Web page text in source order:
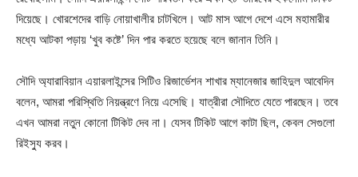
দিয়েছে। খোরশেদের বাড়ি নোয়াখালীর চাটখিলে। আট মাস আগে দেশে এসে মহামারীর
মধ্যে আটকা পড়ায় ‘খুব কষ্টে’ দিন পার করতে হয়েছে বলে জানান তিনি।
সৌদি অ্যারাবিয়ান এয়ারলাইন্সের সিটিও রিজার্ভেশন শাখার ম্যানেজার জাহিদুল আবেদিন
বলেন, আমরা পরিস্থিতি নিয়ন্ত্রণে নিয়ে এসেছি। যাত্রীরা সৌদিতে যেতে পারছেন। তবে
এখন আমরা নতুন কোনো টিকিট দেব না। যেসব টিকিট আগে কাটা ছিল, কেবল সেগুলো
রিইস্যু করব।